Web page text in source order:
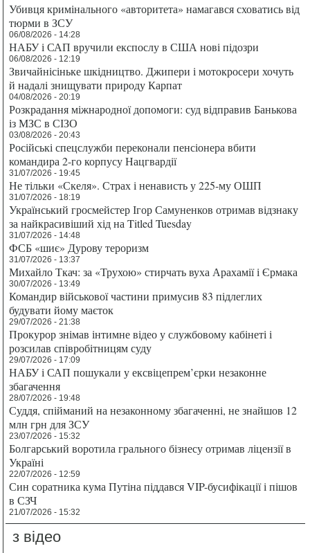
Убивця кримінального «авторитета» намагався сховатись від
тюрми в ЗСУ
06/08/2026 - 14:28
НАБУ і САП вручили експослу в США нові підозри
06/08/2026 - 12:19
Звичайнісіньке шкідництво. Джипери і мотокросери хочуть
й надалі знищувати природу Карпат
04/08/2026 - 20:19
Розкрадання міжнародної допомоги: суд відправив Банькова
із МЗС в СІЗО
03/08/2026 - 20:43
Російські спецслужби переконали пенсіонера вбити
командира 2-го корпусу Нацгвардії
31/07/2026 - 19:45
Не тільки «Скеля». Страх і ненависть у 225-му ОШП
31/07/2026 - 18:19
Український гросмейстер Ігор Самуненков отримав відзнаку
за найкрасивіший хід на Titled Tuesday
31/07/2026 - 14:48
ФСБ «шиє» Дурову тероризм
31/07/2026 - 13:37
Михайло Ткач: за «Трухою» стирчать вуха Арахамії і Єрмака
30/07/2026 - 13:49
Командир військової частини примусив 83 підлеглих
будувати йому маєток
29/07/2026 - 21:38
Прокурор знімав інтимне відео у службовому кабінеті і
розсилав співробітницям суду
29/07/2026 - 17:09
НАБУ і САП пошукали у ексвіцепрем’єрки незаконне
збагачення
28/07/2026 - 19:48
Суддя, спійманий на незаконному збагаченні, не знайшов 12
млн грн для ЗСУ
23/07/2026 - 15:32
Болгарський воротила грального бізнесу отримав ліцензії в
Україні
22/07/2026 - 12:59
Син соратника кума Путіна піддався VIP-бусифікації і пішов
в СЗЧ
21/07/2026 - 15:32
з відео